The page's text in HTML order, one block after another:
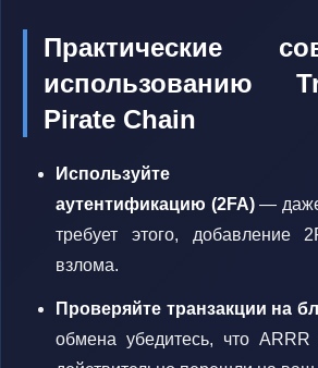
Практические
использованию
Pirate Chain
Используйте
аутентификацию (2FA)— даже
требует этого, добавление
взлома.
Проверяйте транзакции на
обмена убедитесь, что